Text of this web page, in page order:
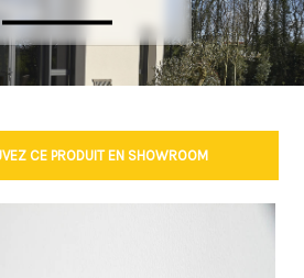
CE PRODUIT EN SHOWROOM